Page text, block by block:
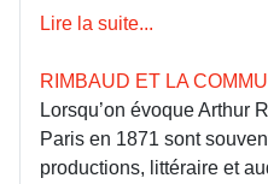
Lire la suite...
RIMBAUD ET LA
Lorsqu’on évoque Arthur
Paris en 1871 sont
productions, littéraire et